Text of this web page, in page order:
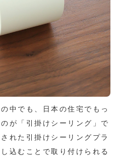
中でも、日本の住宅でもっ
が「引掛けシーリング」で
れた引掛けシーリングプラ
込むことで取り付けられる